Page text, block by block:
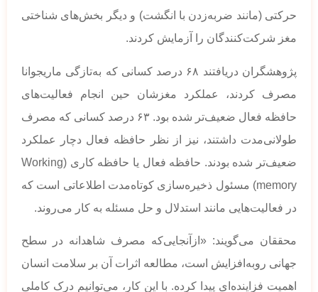
حرکتی (مانند ضربه‌زدن با انگشت) و دیگر بخش‌های شناختی
مغز شرکت‌کنندگان را آزمایش کردند.
پژوهشگران دریافتند ۶۸ درصد کسانی که به‌تازگی ماریجوانا
مصرف کردند، عملکرد مغزشان حین انجام فعالیت‌های
حافظه فعال ضعیف‌تر شده بود. ۶۳ درصد کسانی که مصرف
طولانی‌مدت داشتند، نیز از نظر حافظه فعال دچار عملکرد
ضعیف‌تر شده بودند. حافظه فعال یا حافظه کاری (Working
memory) مسئول ذخیره‌سازی کوتاه‌مدت اطلاعاتی است که
در فعالیت‌هایی مانند استدلال و حل مسئله به کار می‌روند.
محققان می‌گویند: «ازآنجایی‌که مصرف شاهدانه در سطح
جهانی روبه‌افزایش است، مطالعه اثرات آن بر سلامت انسان
اهمیت فزاینده‌ای پیدا کرده. با این کار، می‌توانیم درک کاملی